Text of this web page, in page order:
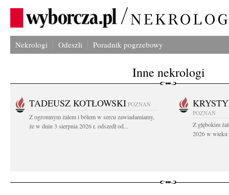
Nekrologi Odeszli Poradnik pogrzebowy
Inne nekrologi
TADEUSZ KOTŁOWSKI POZNAŃ
Z ogromnym żalem i bólem w sercu zawiadamiamy,
że w dniu 3 sierpnia 2026 r. odszedł od...
POZNAŃ
Z głębokim
2026 w wieku